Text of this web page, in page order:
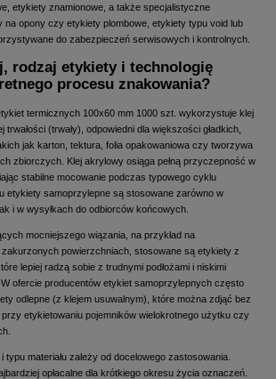
etykiety znamionowe, a także specjalistyczne
na opony czy etykiety plombowe, etykiety typu void lub
do zabezpieczeń serwisowych i kontrolnych.
rodzaj etykiety i technologię
procesu znakowania?
termicznych 100x60 mm 1000 szt. wykorzystuje klej
(trwały), odpowiedni dla większości gładkich,
jak karton, tektura, folia opakowaniowa czy tworzywa
zbiorczych. Klej akrylowy osiąga pełną przyczepność w
stabilne mocowanie podczas typowego cyklu
etykiety samoprzylepne są stosowane zarówno w
i w wysyłkach do odbiorców końcowych.
mocniejszego wiązania, na przykład na
powierzchniach, stosowane są etykiety z
lepiej radzą sobie z trudnymi podłożami i niskimi
ofercie producentów etykiet samoprzylepnych często
odlepne (z klejem usuwalnym), które można zdjąć bez
etykietowaniu pojemników wielokrotnego użytku czy
typu materiału zależy od docelowego zastosowania.
opłacalne dla krótkiego okresu życia oznaczeń.